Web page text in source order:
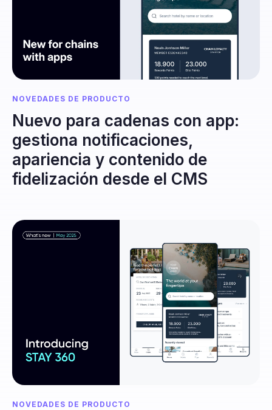
NOVEDADES DE PRODUCTO
Nuevo para cadenas con app:
gestiona notificaciones,
apariencia y contenido de
fidelización desde el CMS
NOVEDADES DE PRODUCTO